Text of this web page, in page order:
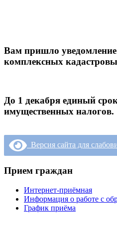
Вам пришло
комплексных
До 1 декабря единый
имущественных налогов.
Версия сайта для
Прием граждан
Интернет-приёмная
Информация о работе с
График приёма